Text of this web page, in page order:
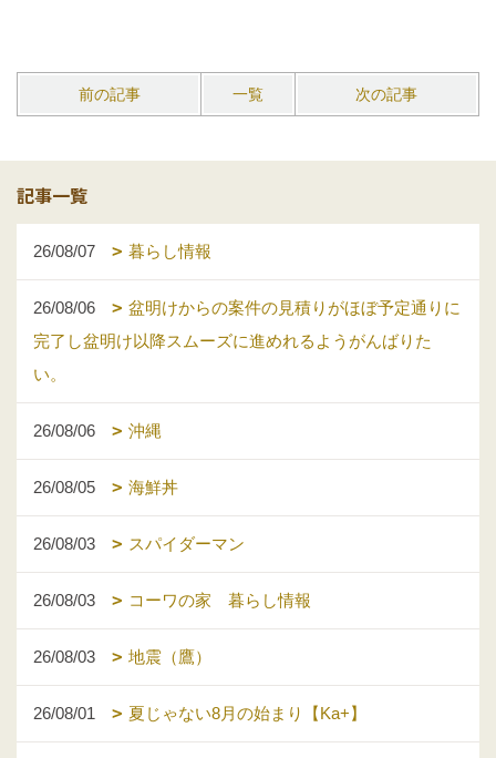
前の記事 一覧 次の記事
記事一覧
26/08/07 暮らし情報
26/08/06
盆明けからの案件の見積りがほぼ予定通りに
完了し盆明け以降スムーズに進めれるようがんばりた
い。
26/08/06 沖縄
26/08/05 海鮮丼
26/08/03 スパイダーマン
26/08/03 コーワの家 暮らし情報
26/08/03 地震（鷹）
26/08/01 夏じゃない8月の始まり【Ka+】